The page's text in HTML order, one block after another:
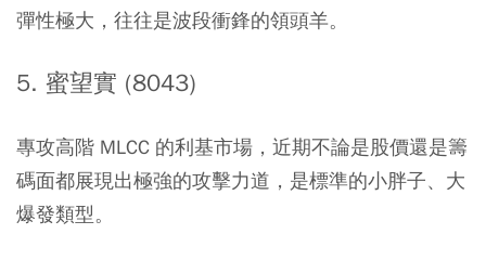
彈性極大，往往是波段衝鋒的領頭羊。
5. 蜜望實 (8043)
專攻高階 MLCC 的利基市場，近期不論是股價還是籌
碼面都展現出極強的攻擊力道，是標準的小胖子、大
爆發類型。